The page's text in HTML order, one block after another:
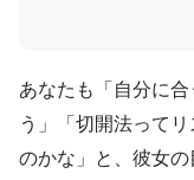
あなたも「自分に
う」「切開法って
のかな」と、彼女